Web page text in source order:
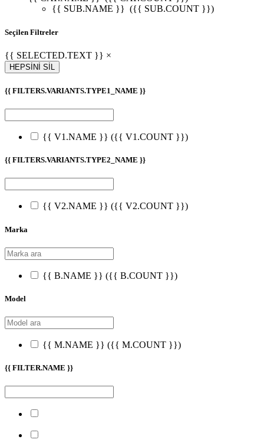
{{ SUB.NAME }} ({{ SUB.COUNT }})
Seçilen Filtreler
{{ SELECTED.TEXT }} ×
HEPSİNİ SİL
{{ FILTERS.VARIANTS.TYPE1_NAME }}
{{ V1.NAME }} ({{ V1.COUNT }})
{{ FILTERS.VARIANTS.TYPE2_NAME }}
{{ V2.NAME }} ({{ V2.COUNT }})
Marka
{{ B.NAME }} ({{ B.COUNT }})
Model
{{ M.NAME }} ({{ M.COUNT }})
{{ FILTER.NAME }}